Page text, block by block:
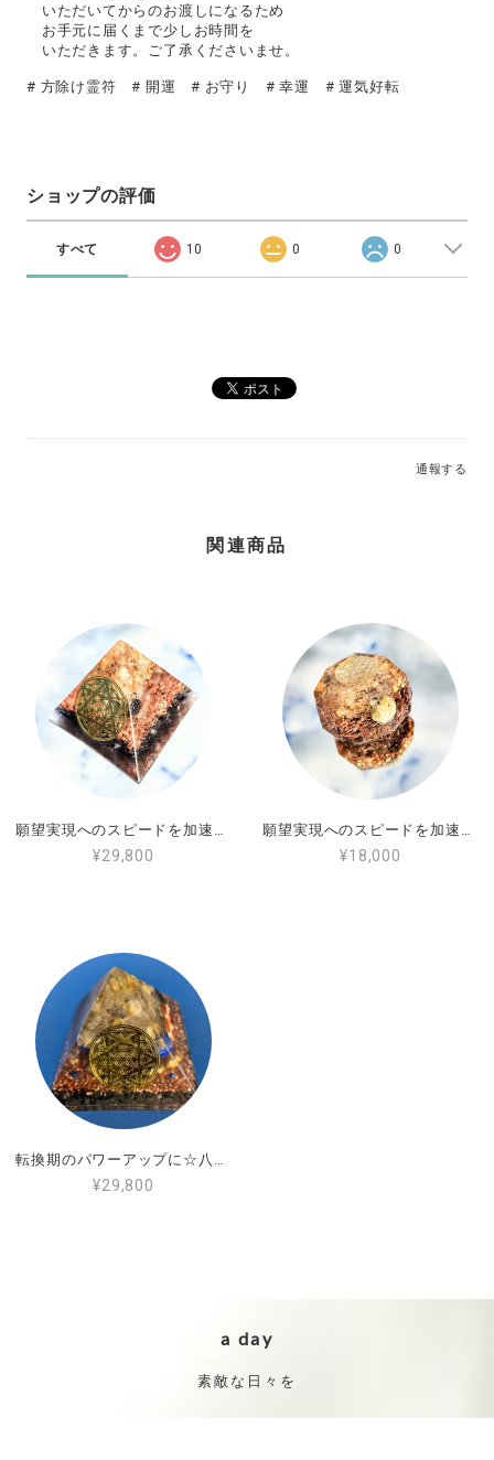
いただいてからのお渡しになるため
お手元に届くまで少しお時間を
いただきます。ご了承くださいませ。
# 方除け霊符 # 開運 # お守り # 幸運 # 運気好転
ショップの評価
すべて 10 0 0
通報する
関連商品
¥29,800 ¥18,000
¥29,800
a day
素敵な日々を